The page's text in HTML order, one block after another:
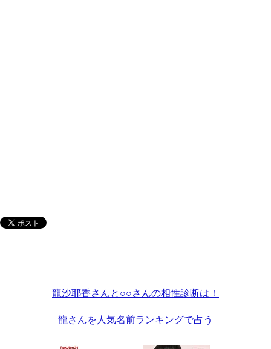
龍沙耶香さんと○○さんの相性診断は！
龍さんを人気名前ランキングで占う